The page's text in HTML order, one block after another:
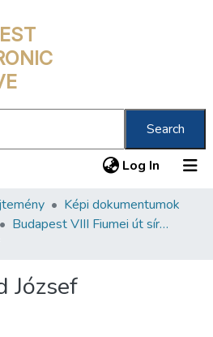
Search
Log In (current)
Képi dokumentumok
Budapest VIII Fiumei út sírkert 2. rész
József